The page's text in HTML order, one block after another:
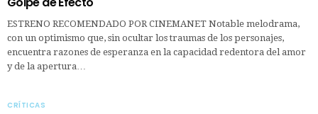
ESTRENO RECOMENDADO POR CINEMANET Notable melodrama,
con un optimismo que, sin ocultar los traumas de los personajes,
encuentra razones de esperanza en la capacidad redentora del amor
y de la apertura…
CRÍTICAS